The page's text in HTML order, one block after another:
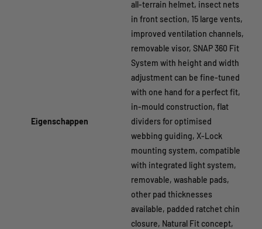
Eigenschappen
all-terrain helmet, insect nets
in front section, 15 large vents,
improved ventilation channels,
removable visor, SNAP 360 Fit
System with height and width
adjustment can be fine-tuned
with one hand for a perfect fit,
in-mould construction, flat
dividers for optimised
webbing guiding, X-Lock
mounting system, compatible
with integrated light system,
removable, washable pads,
other pad thicknesses
available, padded ratchet chin
closure, Natural Fit concept,